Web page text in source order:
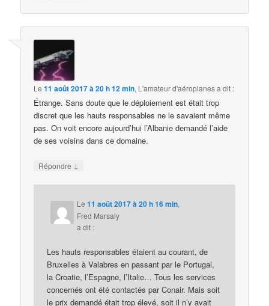
Le11 août 2017 à 20 h 12 min, L'amateur d'aéroplanesa dit :
Étrange. Sans doute que le déploiement est était trop
discret que les hauts responsables ne le savaient même
pas. On voit encore aujourd’hui l’Albanie demandé l’aide
de ses voisins dans ce domaine.
Répondre ↓
Le11 août 2017 à 20 h 16 min,
Fred Marsaly
a dit :
Les hauts responsables étaient au courant, de
Bruxelles à Valabres en passant par le Portugal,
la Croatie, l’Espagne, l’Italie… Tous les services
concernés ont été contactés par Conair. Mais soit
le prix demandé était trop élevé, soit il n’y avait